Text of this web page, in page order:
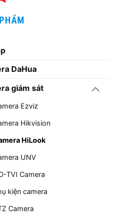
DaHua
giám sát
Ezviz
Hikvision
HiLook
UNV
TVI Camera
kiện camera
Camera